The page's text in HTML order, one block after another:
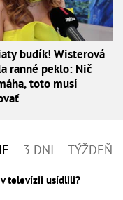
budík! Wisterová
ranné peklo: Nič
toto musí
3 DNI TÝŽDEŇ
televízii usídlili?